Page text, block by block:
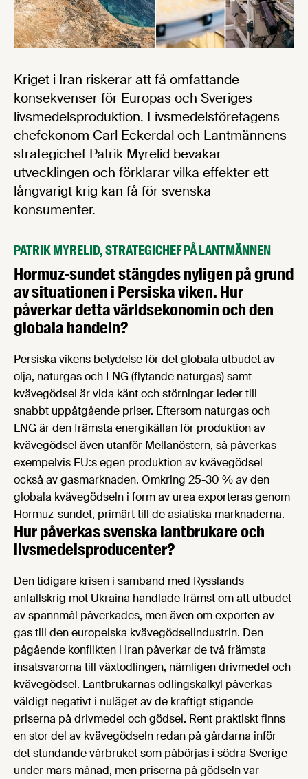
Kriget i Iran riskerar att få omfattande
konsekvenser för Europas och Sveriges
livsmedelsproduktion. Livsmedelsföretagens
chefekonom Carl Eckerdal och Lantmännens
strategichef Patrik Myrelid bevakar
utvecklingen och förklarar vilka effekter ett
långvarigt krig kan få för svenska
konsumenter.
PATRIK MYRELID, STRATEGICHEF PÅ LANTMÄNNEN
Hormuz-sundet stängdes nyligen på grund
av situationen i Persiska viken. Hur
påverkar detta världsekonomin och den
globala handeln?
Persiska vikens betydelse för det globala utbudet av
olja, naturgas och LNG (flytande naturgas) samt
kvävegödsel är vida känt och störningar leder till
snabbt uppåtgående priser. Eftersom naturgas och
LNG är den främsta energikällan för produktion av
kvävegödsel även utanför Mellanöstern, så påverkas
exempelvis EU:s egen produktion av kvävegödsel
också av gasmarknaden. Omkring 25-30 % av den
globala kvävegödseln i form av urea exporteras genom
Hormuz-sundet, primärt till de asiatiska marknaderna.
Hur påverkas svenska lantbrukare och
livsmedels­producenter?
Den tidigare krisen i samband med Rysslands
anfallskrig mot Ukraina handlade främst om att utbudet
av spannmål påverkades, men även om exporten av
gas till den europeiska kvävegödselindustrin. Den
pågående konflikten i Iran påverkar de två främsta
insatsvarorna till växtodlingen, nämligen drivmedel och
kvävegödsel. Lantbrukarnas odlingskalkyl påverkas
väldigt negativt i nuläget av de kraftigt stigande
priserna på drivmedel och gödsel. Rent praktiskt finns
en stor del av kvävegödseln redan på gårdarna inför
det stundande vårbruket som påbörjas i södra Sverige
under mars månad, men priserna på gödseln var